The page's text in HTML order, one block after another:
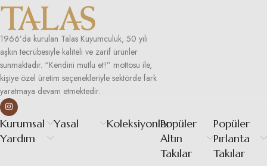
1966’da kurulan Talas Kuyumculuk, 50 yılı
aşkın tecrübesiyle kaliteli ve zarif ürünler
sunmaktadır. “Kendini mutlu et!” mottosu ile,
kişiye özel üretim seçenekleriyle sektörde fark
yaratmaya devam etmektedir.
Kurumsal
Yardım
Yasal KoleksiyonlarPopüler
Altın
Takılar
Popüler
Pırlanta
Takılar